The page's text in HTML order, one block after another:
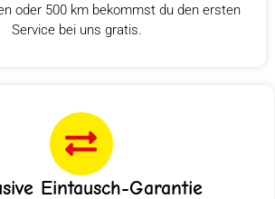
oder 500 km bekommst du den ersten
Service bei uns gratis.
Eintausch-Garantie